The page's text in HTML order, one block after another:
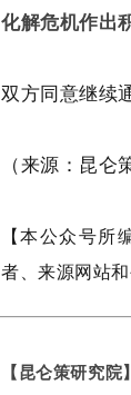
化解危机作出
双方同意继续
（来源：昆仑
【本公众号
者、来源网站
【昆仑策研究